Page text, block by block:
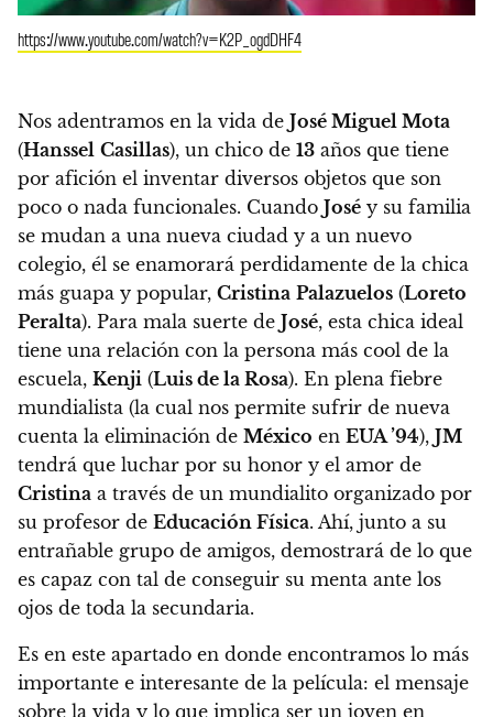
https://www.youtube.com/watch?v=K2P_ogdDHF4
Nos adentramos en la vida de José Miguel Mota
(Hanssel Casillas), un chico de 13 años que tiene
por afición el inventar diversos objetos que son
poco o nada funcionales. Cuando José y su familia
se mudan a una nueva ciudad y a un nuevo
colegio, él se enamorará perdidamente de la chica
más guapa y popular, Cristina Palazuelos (Loreto
Peralta). Para mala suerte de José, esta chica ideal
tiene una relación con la persona más cool de la
escuela, Kenji (Luis de la Rosa). En plena fiebre
mundialista (la cual nos permite sufrir de nueva
cuenta la eliminación de México en EUA ’94), JM
tendrá que luchar por su honor y el amor de
Cristina a través de un mundialito organizado por
su profesor de Educación Física. Ahí, junto a su
entrañable grupo de amigos, demostrará de lo que
es capaz con tal de conseguir su menta ante los
ojos de toda la secundaria.
Es en este apartado en donde encontramos lo más
importante e interesante de la película: el mensaje
sobre la vida y lo que implica ser un joven en